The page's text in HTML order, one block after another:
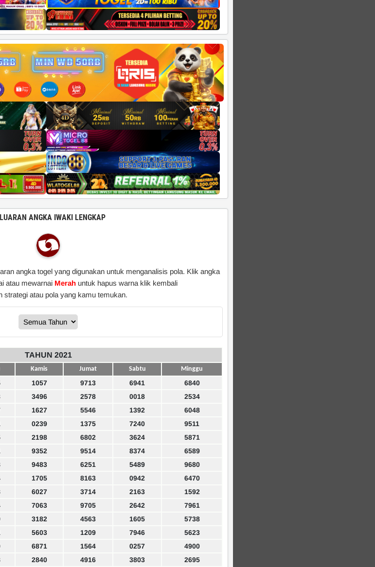
ANGKA IWAKI LENGKAP
angka togel yang digunakan untuk menganalisis pola. Klik angka
atau mewarnai Merah untuk hapus warna klik kembali
strategi atau pola yang kamu temukan.
TAHUN 2021
Kamis Jumat Sabtu Minggu
1057 9713 6941
6840
3496 2578 0018
2534
1627 5546 1392
6048
0239 1375 7240
9511
2198 6802 3624
5871
9352 9514 8374
6589
9483 6251 5489
9680
1705 8163 0942
6470
6027 3714 2163
1592
7063 9705 2642
7961
3182 4563 1605
5738
5603 1209 7946
5623
6871 1564 0257
4900
2840 4916 3803
2695